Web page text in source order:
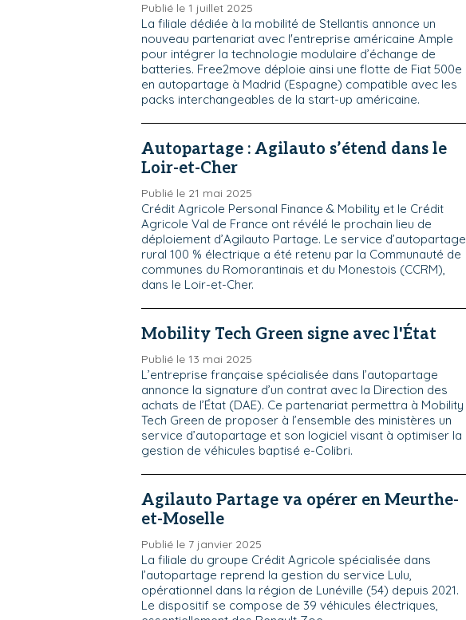
Publié le 1 juillet 2025
La filiale dédiée à la mobilité de Stellantis annonce un
nouveau partenariat avec l'entreprise américaine Ample
pour intégrer la technologie modulaire d’échange de
batteries. Free2move déploie ainsi une flotte de Fiat 500e
en autopartage à Madrid (Espagne) compatible avec les
packs interchangeables de la start-up américaine.
Autopartage : Agilauto s’étend dans le
Loir-et-Cher
Publié le 21 mai 2025
Crédit Agricole Personal Finance & Mobility et le Crédit
Agricole Val de France ont révélé le prochain lieu de
déploiement d’Agilauto Partage. Le service d’autopartage
rural 100 % électrique a été retenu par la Communauté de
communes du Romorantinais et du Monestois (CCRM),
dans le Loir-et-Cher.
Mobility Tech Green signe avec l'État
Publié le 13 mai 2025
L’entreprise française spécialisée dans l’autopartage
annonce la signature d’un contrat avec la Direction des
achats de l’État (DAE). Ce partenariat permettra à Mobility
Tech Green de proposer à l’ensemble des ministères un
service d’autopartage et son logiciel visant à optimiser la
gestion de véhicules baptisé e-Colibri.
Agilauto Partage va opérer en Meurthe-
et-Moselle
Publié le 7 janvier 2025
La filiale du groupe Crédit Agricole spécialisée dans
l’autopartage reprend la gestion du service Lulu,
opérationnel dans la région de Lunéville (54) depuis 2021.
Le dispositif se compose de 39 véhicules électriques,